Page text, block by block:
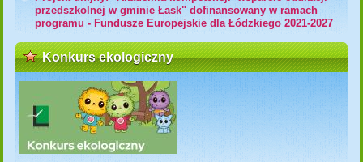
przedszkolnej w gminie Łask" dofinansowany w ramach
programu - Fundusze Europejskie dla Łódzkiego 2021-2027
Konkurs ekologiczny